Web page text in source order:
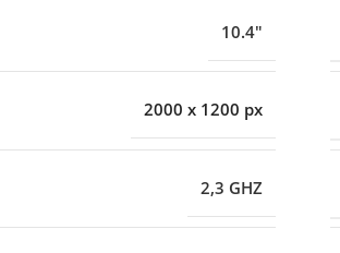
10.4"
2000 x 1200 px
2,3 GHZ